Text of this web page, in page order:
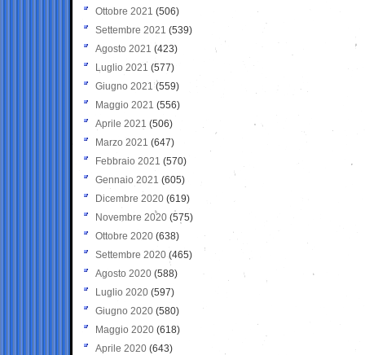
Ottobre 2021 (506)
Settembre 2021 (539)
Agosto 2021 (423)
Luglio 2021 (577)
Giugno 2021(559)
Maggio 2021 (556)
Aprile 2021 (506)
Marzo 2021 (647)
Febbraio 2021 (570)
Gennaio 2021 (605)
Dicembre 2020 (619)
Novembre 2020 (575)
Ottobre 2020 (638)
Settembre 2020(465)
Agosto 2020 (588)
Luglio 2020 (597)
Giugno 2020 (580)
Maggio 2020 (618)
Aprile 2020 (643)